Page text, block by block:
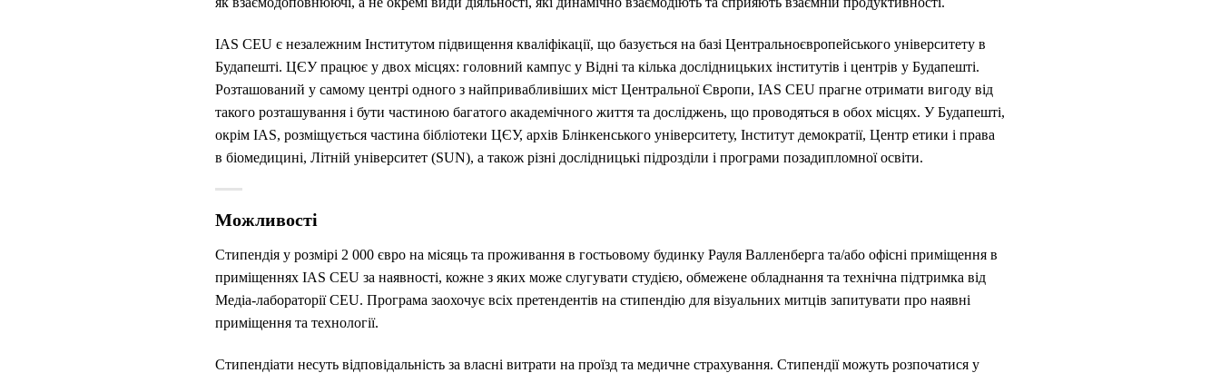
IAS CEU є незалежним Інститутом підвищення кваліфікації, що базується на базі Центральноєвропейського університету в
Будапешті. ЦЄУ працює у двох місцях: головний кампус у Відні та кілька дослідницьких інститутів і центрів у Будапешті.
Розташований у самому центрі одного з найпривабливіших міст Центральної Європи, IAS CEU прагне отримати вигоду від
такого розташування і бути частиною багатого академічного життя та досліджень, що проводяться в обох місцях. У Будапешті,
окрім IAS, розміщується частина бібліотеки ЦЄУ, архів Блінкенського університету, Інститут демократії, Центр етики і права
в біомедицині, Літній університет (SUN), а також різні дослідницькі підрозділи і програми позадипломної освіти.
Можливості
Стипендія у розмірі 2 000 євро на місяць та проживання в гостьовому будинку Рауля Валленберга та/або офісні приміщення в
приміщеннях IAS CEU за наявності, кожне з яких може слугувати студією, обмежене обладнання та технічна підтримка від
Медіа-лабораторії CEU. Програма заохочує всіх претендентів на стипендію для візуальних митців запитувати про наявні
приміщення та технології.
Стипендіати несуть відповідальність за власні витрати на проїзд та медичне страхування. Стипендії можуть розпочатися у